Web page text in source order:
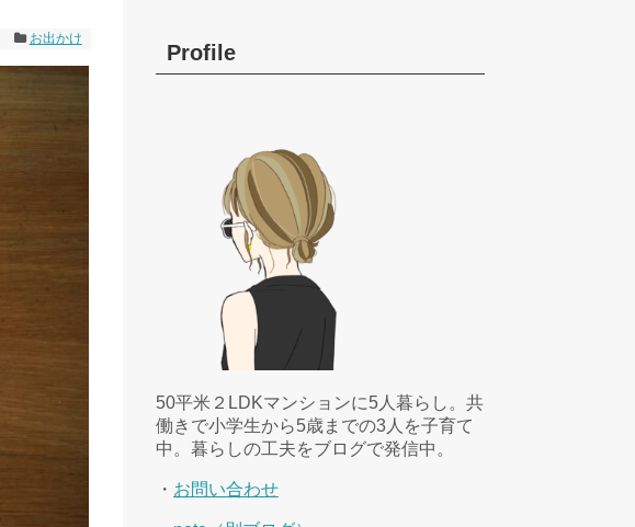
お出かけ
Profile
50平米２LDKマンションに5人暮らし。共
働きで小学生から5歳までの3人を子育て
中。暮らしの工夫をブログで発信中。
・ お問い合わせ